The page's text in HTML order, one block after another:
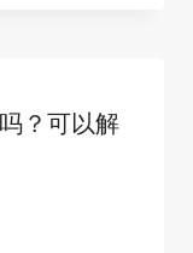
？可以解